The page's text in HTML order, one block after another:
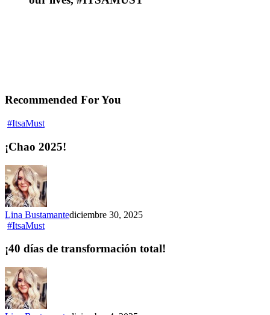
Recommended For You
#ItsaMust
¡Chao 2025!
Lina Bustamantediciembre 30, 2025
#ItsaMust
¡40 días de transformación total!